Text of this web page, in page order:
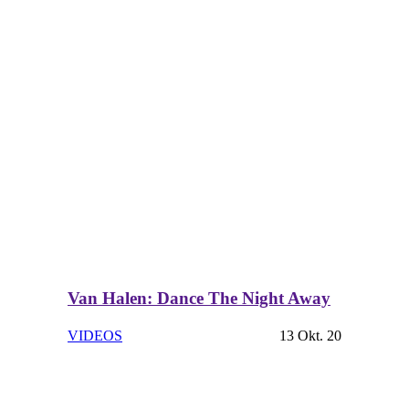
Van Halen: Dance The Night Away
VIDEOS 13 Okt. 20